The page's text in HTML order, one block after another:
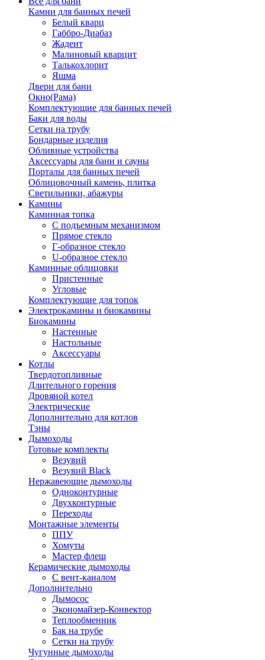
Камни для банных печей
Белый кварц
Габбро-Диабаз
Жадеит
Малиновый кварцит
Талькохлорит
Яшма
Двери для бани
Окно(Рама)
Комплектующие для банных печей
Баки для воды
Сетки на трубу
Бондарные изделия
Обливные устройства
Аксессуары для бани и сауны
Порталы для банных печей
Облицовочный камень, плитка
Светильники, абажуры
Камины
Каминная топка
С подъемным механизмом
Прямое стекло
Г-образное стекло
U-образное стекло
Каминные облицовки
Пристенные
Угловые
Комплектующие для топок
Электрокамины и биокамины
Биокамины
Настенные
Настольные
Аксессуары
Котлы
Твердотопливные
Длительного горения
Дровяной котел
Электрические
Дополнительно для котлов
Тэны
Дымоходы
Готовые комплекты
Везувий
Везувий Black
Нержавеющие дымоходы
Одноконтурные
Двухконтурные
Переходы
Монтажные элементы
ППУ
Хомуты
Мастер флеш
Керамические дымоходы
С вент-каналом
Дополнительно
Дымосос
Экономайзер-Конвектор
Теплообменник
Бак на трубе
Сетки на трубу
Чугунные дымоходы